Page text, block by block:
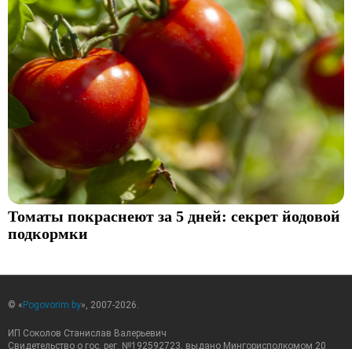
Томаты покраснеют за 5 дней: секрет йодовой
подкормки
© « Pogovorim.by», 2007-2026.
ИП Соколов Станислав Валерьевич
Свидетельство о гос. рег. №192592723, выдано Мингорисполкомом 20